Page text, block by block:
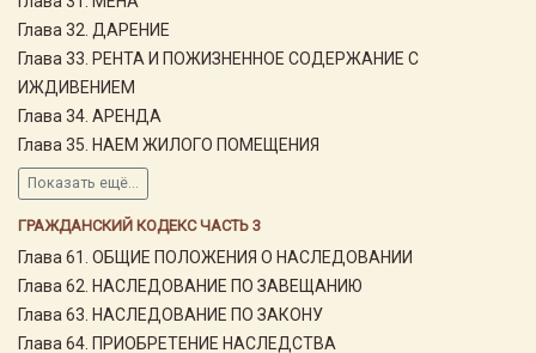
Глава 32. ДАРЕНИЕ
Глава 33. РЕНТА И ПОЖИЗНЕННОЕ СОДЕРЖАНИЕ С
ИЖДИВЕНИЕМ
Глава 34. АРЕНДА
Глава 35. НАЕМ ЖИЛОГО ПОМЕЩЕНИЯ
Показать ещё...
ГРАЖДАНСКИЙ КОДЕКС ЧАСТЬ 3
Глава 61. ОБЩИЕ ПОЛОЖЕНИЯ О НАСЛЕДОВАНИИ
Глава 62. НАСЛЕДОВАНИЕ ПО ЗАВЕЩАНИЮ
Глава 63. НАСЛЕДОВАНИЕ ПО ЗАКОНУ
Глава 64. ПРИОБРЕТЕНИЕ НАСЛЕДСТВА